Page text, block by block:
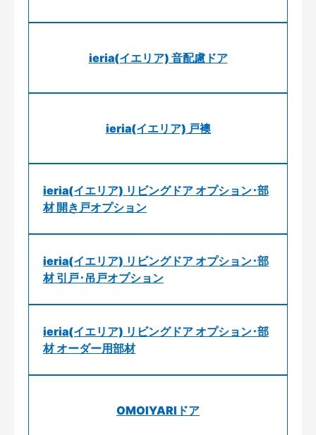
ieria(イエリア) 音配慮ドア
ieria(イエリア) 戸襖
ieria(イエリア) リビングドア オプション･部
材 開き戸オプション
ieria(イエリア) リビングドア オプション･部
材 引戸･吊戸オプション
ieria(イエリア) リビングドア オプション･部
材 オーダー用部材
OMOIYARIドア